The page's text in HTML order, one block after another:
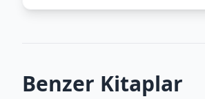
Benzer Kitaplar